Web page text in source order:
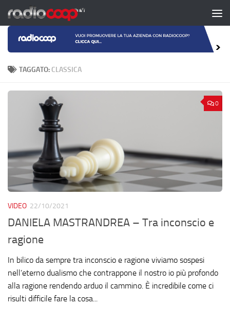
Salta al contenuto
TAGGATO: CLASSICA
0
VIDEO 22/10/2021
DANIELA MASTRANDREA – Tra inconscio e
ragione
In bilico da sempre tra inconscio e ragione viviamo sospesi
nell’eterno dualismo che contrappone il nostro io più profondo
alla ragione rendendo arduo il cammino. È incredibile come ci
risulti difficile fare la cosa...